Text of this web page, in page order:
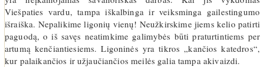
Viešpaties vardu, tampa iškalbinga ir veiksminga gailestingumo
išraiška. Nepalikime ligonių vienų! Neužkirskime jiems kelio patirti
paguodą, o iš savęs neatimkime galimybės būti praturtintiems per
artumą kenčiantiesiems. Ligoninės yra tikros „kančios katedros“,
kur palaikančios ir užjaučiančios meilės galia tampa akivaizdi.